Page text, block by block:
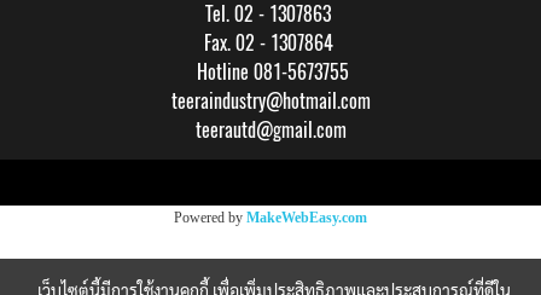
Tel. 02 - 1307863
Fax. 02 - 1307864
Hotline 081-5673755
teeraindustry@hotmail.com
teerautd@gmail.com
Powered by MakeWebEasy.com
เว็บไซต์นี้มีการใช้งานคุกกี้ เพื่อเพิ่มประสิทธิภาพและประสบการณ์ที่ดีใน